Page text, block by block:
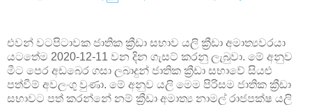
එවන් වටපිටාවක ජාතික ක්‍රීඩා සභාව යලි ක්‍රීඩා අමාත්‍යවරයා
යටතේම 2020-12-11 වන දින ගැසට් කරනු ලැබුවා. මේ අනුව
මීට පෙර අඩබෙර ගසා ලබාදුන් ජාතික ක්‍රීඩා සභාවේ සියළු
පත්වීම් අවලංගු වුණා. මේ අනුව යලි මෙම පිරිසම ජාතික ක්‍රීඩා
සභාවට පත් කරන්නේ නම් ක්‍රීඩා අමාත්‍ය නාමල් රාජපක්ෂ යලි